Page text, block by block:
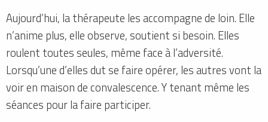
Aujourd’hui, la thérapeute les accompagne de loin. Elle
n’anime plus, elle observe, soutient si besoin. Elles
roulent toutes seules, même face à l’adversité.
Lorsqu’une d’elles dut se faire opérer, les autres vont la
voir en maison de convalescence. Y tenant même les
séances pour la faire participer.